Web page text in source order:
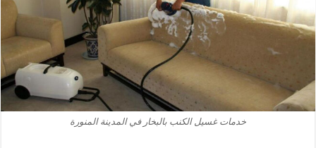
خدمات غسيل الكنب بالبخار في المدينة المنورة